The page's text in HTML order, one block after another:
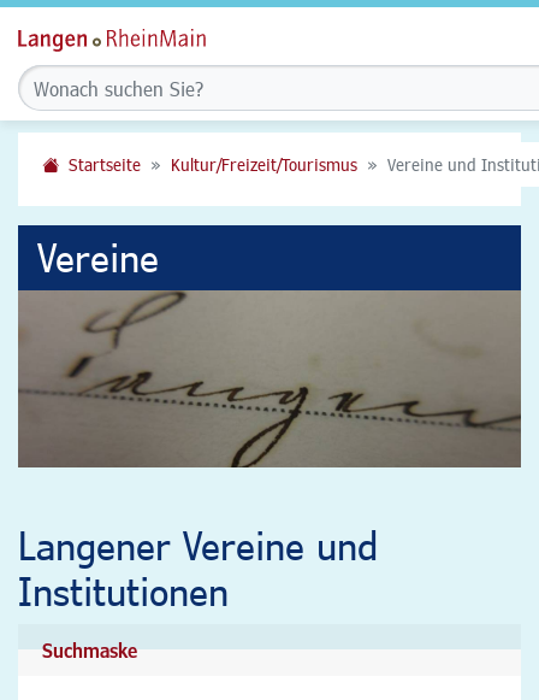
Startseite Kultur/Freizeit/Tourismus Vereine und
Vereine
Langener Vereine und
Institutionen
Suchmaske